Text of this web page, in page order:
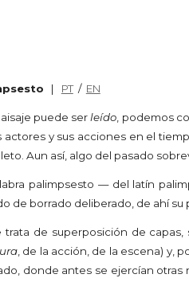
| PT/ EN
puede ser leído , podemos
actores y sus acciones en el
Aun así, algo del pasado
palimpsesto — del latín
de borrado deliberado, de ahí
trata de superposición de
, de la acción, de la escena) y,
donde antes se ejercían otras